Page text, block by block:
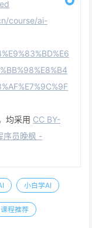
course/ai-
均采用 CC BY-
序员晚枫 -
小白学AI
课程推荐